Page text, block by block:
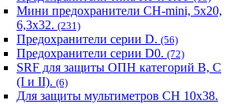
Мини предохранители CH-mini, 5x20,
6,3x32. (231)
Предохранители серии D. (56)
Предохранители серии D0. (72)
SRF для защиты ОПН категорий B, C
(I и II). (6)
Для защиты мультиметров CH 10х38.